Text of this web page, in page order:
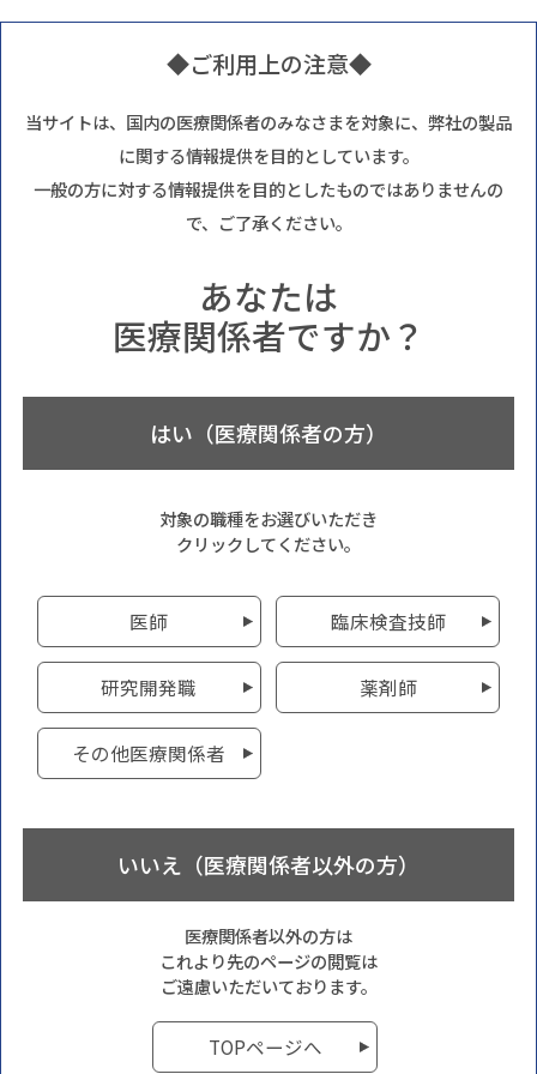
◆ご利用上の注意◆
当サイトは、国内の医療関係者のみなさまを対象に、弊社の製品
に関する情報提供を目的としています。
一般の方に対する情報提供を目的としたものではありませんの
で、ご了承ください。
あなたは
医療関係者ですか？
はい（医療関係者の方）
対象の職種をお選びいただき
クリックしてください。
医師 臨床検査技師
研究開発職 薬剤師
その他医療関係者
いいえ（医療関係者以外の方）
医療関係者以外の方は
これより先のページの閲覧は
ご遠慮いただいております。
TOPページへ